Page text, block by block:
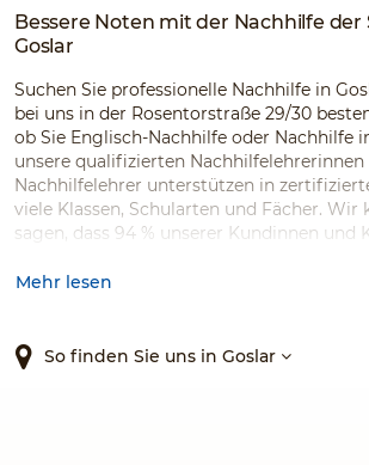
Bessere Noten mit der Nachhilfe der
Goslar
Suchen Sie professionelle Nachhilfe in
bei uns in der Rosentorstraße 29/30
ob Sie Englisch-Nachhilfe oder Nachhilfe
unsere qualifizierten Nachhilfelehrerinnen
Nachhilfelehrer unterstützen in
viele Klassen, Schularten und Fächer.
sagen, dass 94 % unserer Kundinnen und
Mehr lesen
So finden Sie uns in Goslar